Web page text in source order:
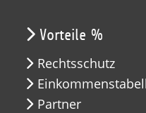
Vorteile %
Rechtsschutz
Partner